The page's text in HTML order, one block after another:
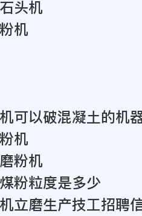
头机
机
可以破混凝土的机
机
粉机
粉粒度是多少
立磨生产技工招聘